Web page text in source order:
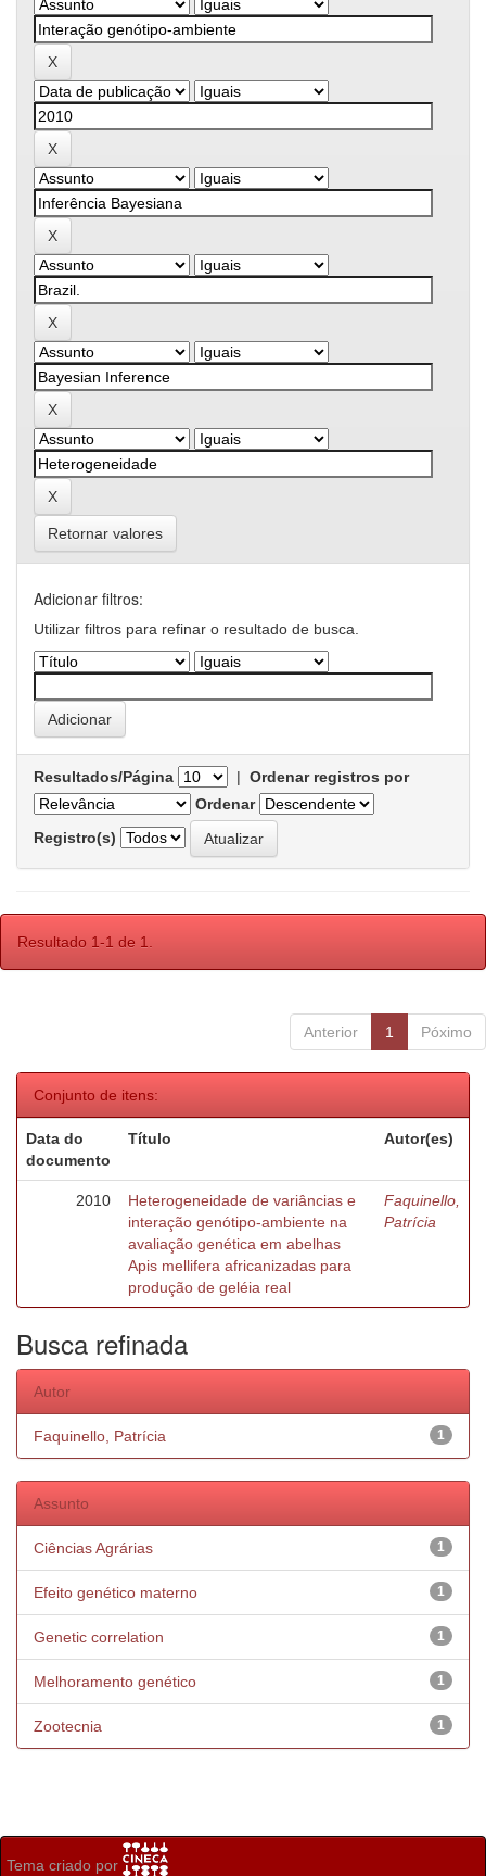
Retornar valores
Adicionar filtros:
Utilizar filtros para refinar o resultado de busca.
Resultados/Página | Ordenar registros por
Ordenar
Registro(s)
Resultado 1-1 de 1.
Anterior 1 Póximo
Conjunto de itens:
Data do
documento
Título Autor(es)
2010
Heterogeneidade de variâncias e
interação genótipo-ambiente na
avaliação genética em abelhas
Apis mellifera africanizadas para
produção de geléia real
Faquinello,
Patrícia
Busca refinada
Autor
1
Faquinello, Patrícia
Assunto
1
Ciências Agrárias
1
Efeito genético materno
1
Genetic correlation
1
Melhoramento genético
1
Zootecnia
Tema criado por